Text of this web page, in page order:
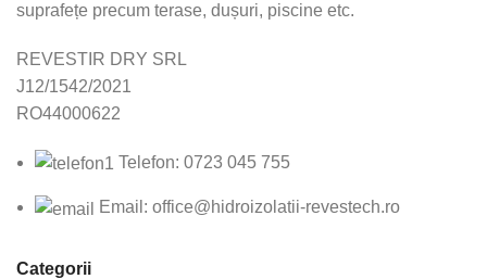
suprafețe precum terase, dușuri, piscine etc.
REVESTIR DRY SRL
J12/1542/2021
RO44000622
Telefon: 0723 045 755
Email: office@hidroizolatii-revestech.ro
Categorii